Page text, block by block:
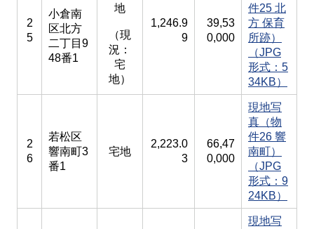
2
5
小倉南
区北方
二丁目9
48番1
地
（現
況：
宅
地）
1,246.9
9
39,53
0,000
件25 北
方 保育
所跡）
（JPG
形式：5
34KB）
2
6
若松区
響南町3
番1
宅地
2,223.0
3
66,47
0,000
現地写
真（物
件26 響
南町）
（JPG
形式：9
24KB）
現地写